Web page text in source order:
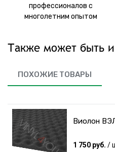
профессионалов с
многолетним опытом
Также может быть
ПОХОЖИЕ ТОВАРЫ
Виолон
1 750 руб. /